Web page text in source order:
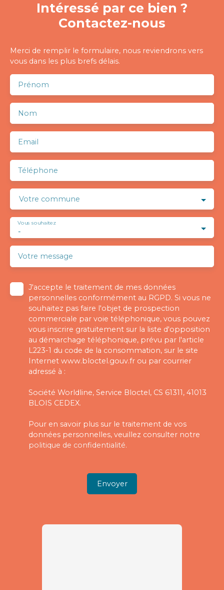
Intéressé par ce bien ?
Contactez-nous
Merci de remplir le formulaire, nous reviendrons vers
vous dans les plus brefs délais.
Prénom
Nom
Email
Téléphone
Votre commune
-
Vous souhaitez
Votre message
J'accepte le traitement de mes données
personnelles conformément au RGPD. Si vous ne
souhaitez pas faire l'objet de prospection
commerciale par voie téléphonique, vous pouvez
vous inscrire gratuitement sur la liste d'opposition
au démarchage téléphonique, prévu par l'article
L223-1 du code de la consommation, sur le site
Internet www.bloctel.gouv.fr ou par courrier
adressé à :
Société Worldline, Service Bloctel, CS 61311, 41013
BLOIS CEDEX.
Pour en savoir plus sur le traitement de vos
données personnelles, veuillez consulter notre
politique de confidentialité.
Envoyer